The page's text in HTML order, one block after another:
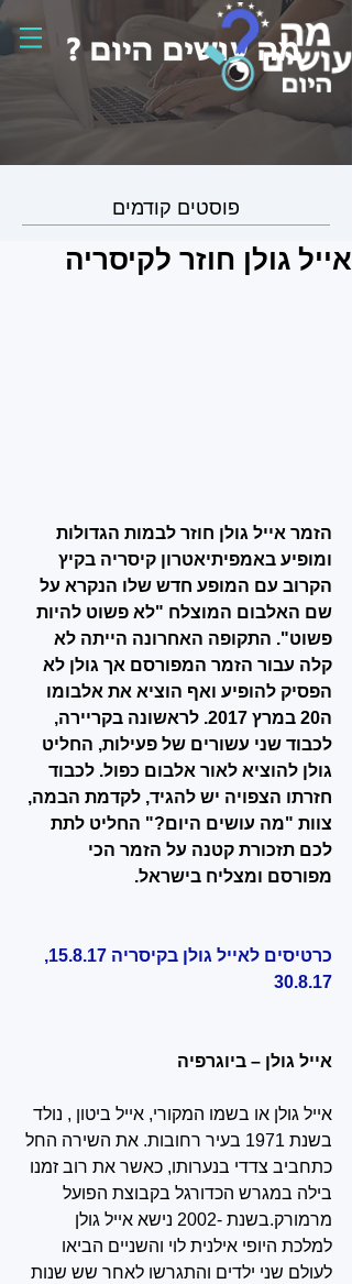
פוסטים קודמים
אייל גולן חוזר לקיסריה
הזמר אייל גולן חוזר לבמות הגדולות
ומופיע באמפיתיאטרון קיסריה בקיץ
הקרוב עם המופע חדש שלו הנקרא על
שם האלבום המוצלח "לא פשוט להיות
פשוט". התקופה האחרונה הייתה לא
קלה עבור הזמר המפורסם אך גולן לא
הפסיק להופיע ואף הוציא את אלבומו
ה20 במרץ 2017. לראשונה בקריירה,
לכבוד שני עשורים של פעילות, החליט
גולן להוציא לאור אלבום כפול. לכבוד
חזרתו הצפויה יש להגיד, לקדמת הבמה,
צוות "מה עושים היום?" החליט לתת
לכם תזכורת קטנה על הזמר הכי
מפורסם ומצליח בישראל.
כרטיסים לאייל גולן בקיסריה 15.8.17,
30.8.17
אייל גולן – ביוגרפיה
אייל גולן או בשמו המקורי, אייל ביטון , נולד
בשנת 1971 בעיר רחובות. את השירה החל
כתחביב צדדי בנערותו, כאשר את רוב זמנו
בילה במגרש הכדורגל בקבוצת הפועל
מרמורק.בשנת -2002 נישא אייל גולן
למלכת היופי אילנית לוי והשניים הביאו
לעולם שני ילדים והתגרשו לאחר שש שנות